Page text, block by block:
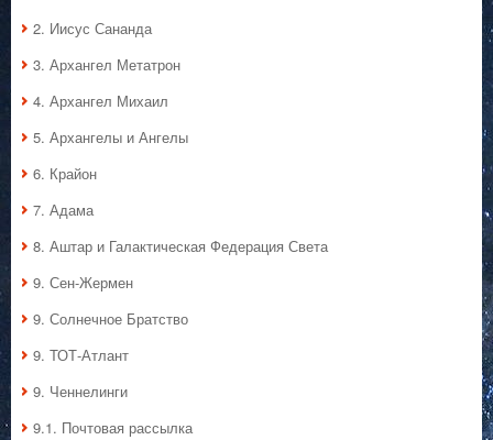
2. Иисус Сананда
3. Архангел Метатрон
4. Архангел Михаил
5. Архангелы и Ангелы
6. Крайон
7. Адама
8. Аштар и Галактическая Федерация Света
9. Сен-Жермен
9. Солнечное Братство
9. ТОТ-Атлант
9. Ченнелинги
9.1. Почтовая рассылка